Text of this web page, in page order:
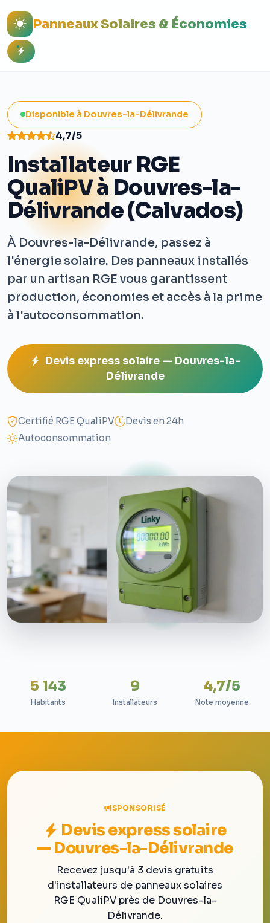
Panneaux Solaires & Économies
Disponible à Douvres-la-Délivrande
4,7/5
Installateur RGE
QualiPV à Douvres-la-
Délivrande (Calvados)
À Douvres-la-Délivrande, passez à
l'énergie solaire. Des panneaux installés
par un artisan RGE vous garantissent
production, économies et accès à la prime
à l'autoconsommation.
Devis express solaire — Douvres-la-
Délivrande
Certifié RGE QualiPV
Devis en 24h
Autoconsommation
5 143
Habitants
9
Installateurs
4,7/5
Note moyenne
SPONSORISÉ
Devis express solaire
— Douvres-la-Délivrande
Recevez jusqu'à 3 devis gratuits
d'installateurs de panneaux solaires
RGE QualiPV près de Douvres-la-
Délivrande.